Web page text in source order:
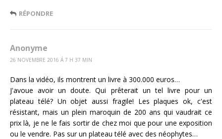
RÉPONDRE
Anonyme
26 NOVEMBRE 2016 Á 7 H 37 MIN
Dans la vidéo, ils montrent un livre à 300.000 euros…
J'avoue avoir un doute. Qui prêterait un tel livre pour un
plateau télé? Un objet aussi fragile! Les plaques ok, c'est
résistant, mais un plein maroquin de 200 ans qui vaudrait ce
prix là, je ne le fais sortir de chez moi que pour une exposition
ou le vendre. Pas sur un plateau télé avec des néophytes…